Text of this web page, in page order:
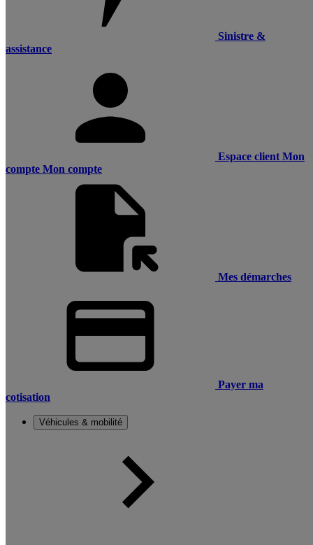
Sinistre &
assistance
Espace client Mon
compte Mon compte
Mes démarches
Payer ma
cotisation
Véhicules & mobilité